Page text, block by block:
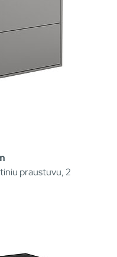
praustuvu, 2